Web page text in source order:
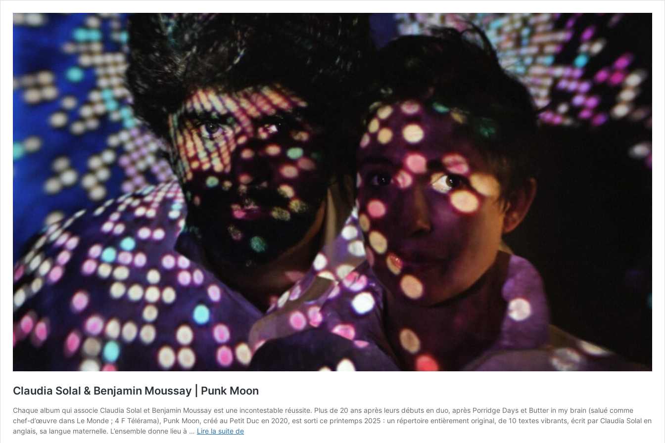
Claudia Solal & Benjamin Moussay | Punk Moon
Chaque album qui associe Claudia Solal et Benjamin Moussay est une incontestable réussite. Plus de 20 ans après leurs débuts en duo, après Porridge Days et Butter in my brain (salué comme
chef-d’œuvre dans Le Monde ; 4 F Télérama), Punk Moon, créé au Petit Duc en 2020, est sorti ce printemps 2025 : un répertoire entièrement original, de 10 textes vibrants, écrit par Claudia Solal en
anglais, sa langue maternelle. L’ensemble donne lieu à … Lire la suite deClaudia